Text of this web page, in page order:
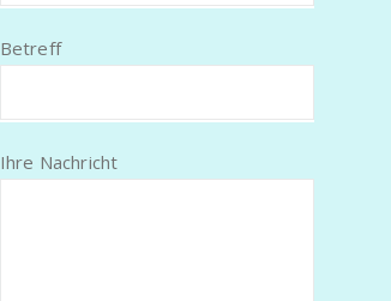
Betreff
Ihre Nachricht